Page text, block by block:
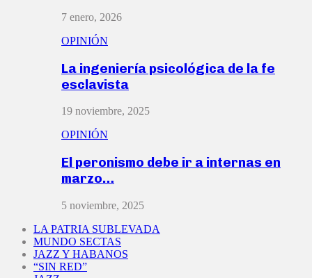
7 enero, 2026
OPINIÓN
La ingeniería psicológica de la fe
esclavista
19 noviembre, 2025
OPINIÓN
El peronismo debe ir a internas en
marzo…
5 noviembre, 2025
LA PATRIA SUBLEVADA
MUNDO SECTAS
JAZZ Y HABANOS
“SIN RED”